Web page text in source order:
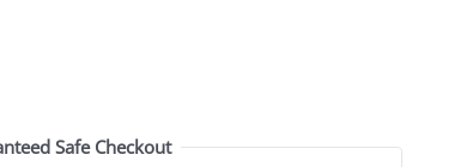
Safe Checkout